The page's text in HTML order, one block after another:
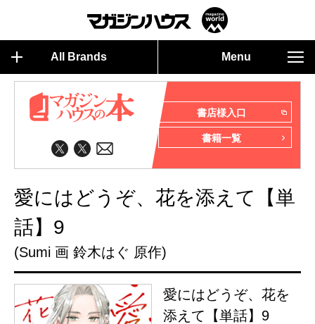
All Brands Menu
書店様入口
書籍一覧
愛にはどうぞ、花を添えて【単
話】9
(Sumi 画 鈴木はぐ 原作)
愛にはどうぞ、花を
添えて【単話】9